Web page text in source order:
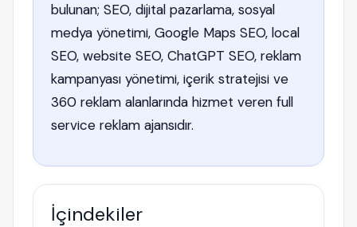
bulunan; SEO, dijital pazarlama, sosyal
medya yönetimi, Google Maps SEO, local
SEO, website SEO, ChatGPT SEO, reklam
kampanyası yönetimi, içerik stratejisi ve
360 reklam alanlarında hizmet veren full
service reklam ajansıdır.
İçindekiler